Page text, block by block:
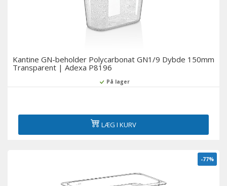
Kantine GN-beholder Polycarbonat GN1/9 Dybde 150mm
Transparent | Adexa P8196
På lager
LÆG I KURV
-77%